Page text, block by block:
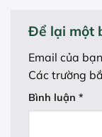
Để lại một
Email của
Các trường
Bình luận *